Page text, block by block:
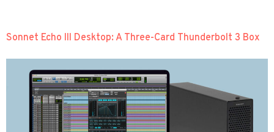
Sonnet Echo III Desktop: A Three-Card Thunderbolt 3 Box